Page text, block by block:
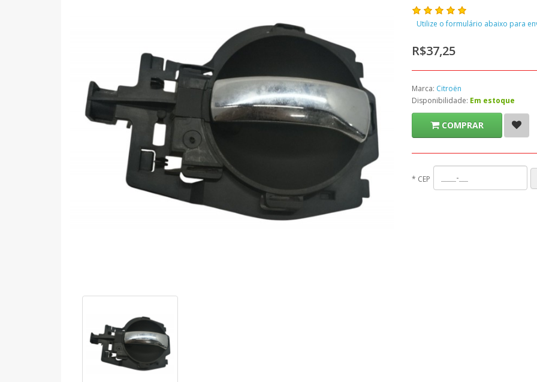
Utilize o formulário abaixo para
R$37,25
Marca: Citroën
Disponibilidade: Em estoque
COMPRAR
* CEP